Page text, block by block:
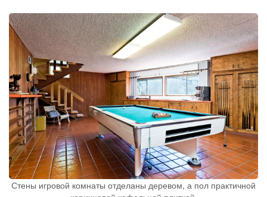
Стены игровой комнаты отделаны деревом, а пол практичной